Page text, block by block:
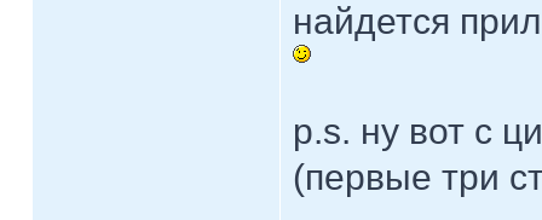
найдется
p.s. ну вот с
(первые три